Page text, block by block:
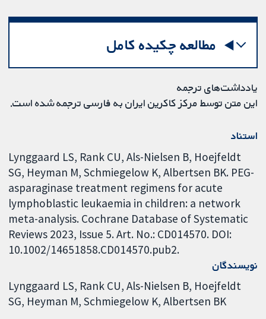
مطالعه چکیده کامل
یادداشت‌های ترجمه
این متن توسط مرکز کاکرین ایران به فارسی ترجمه شده است.
استناد
Lynggaard LS, Rank CU, Als-Nielsen B, Hoejfeldt
SG, Heyman M, Schmiegelow K, Albertsen BK. PEG-
asparaginase treatment regimens for acute
lymphoblastic leukaemia in children: a network
meta-analysis. Cochrane Database of Systematic
Reviews 2023, Issue 5. Art. No.: CD014570. DOI:
10.1002/14651858.CD014570.pub2.
نویسندگان
Lynggaard LS Rank CU Als-Nielsen B Hoejfeldt
SG Heyman M Schmiegelow K Albertsen BK